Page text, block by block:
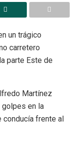
un trágico
carretero
parte Este de
Martínez
golpes en la
frente al